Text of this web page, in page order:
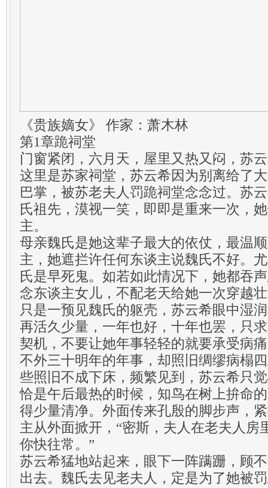
《贵族嫡女》 作家：萧木林
第1章跪祠堂
门窗紧闭，六月天，屋里又热又闷，苏
这里是苏家祠堂，苏云希因为别离给了
巴掌，被苏老夫人罚跪祠堂念念过。苏
氏祖先，漠视一笑，即即是重来一次，
主。
母亲魏氏是她这辈子最大的依仗，最温
主，她遮拦许任何东谈主说魏氏不好。
氏是早死鬼。如若如此情况下，她都吞
念东谈主女儿，不配老天给她一次穿越
只是一预见魏氏的躯壳，苏云希眼中湿
再活久少量，一年也好，十年也罢，只
契机，不要让她年事轻轻的就要承受病
不外三十明年的年事，却照旧绸缪病榻
些照旧不成下床，频繁见到，苏云希只
恰是午后最热的时候，知鸟在树上拚命
得少量清净。外面传来孔殷的脚步声，
主从外面掀开，“密斯，夫人在老夫人房
你快往常。”
苏云希猛地站起来，眼下一阵蹒跚，顾
出去。魏氏去见老夫人，定是为了她被